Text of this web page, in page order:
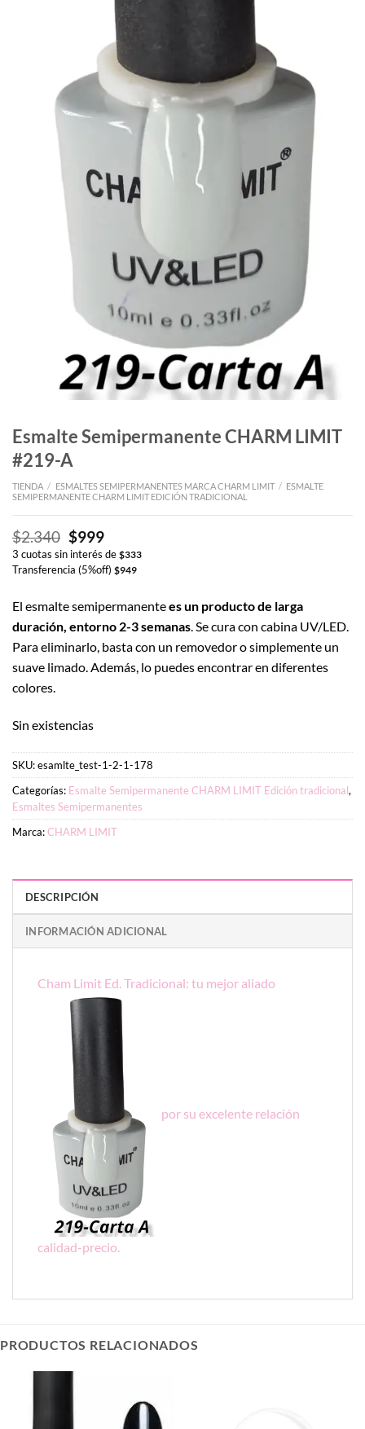
Esmalte Semipermanente CHARM LIMIT
#219-A
TIENDA / ESMALTES SEMIPERMANENTES MARCA CHARM LIMIT / ESMALTE
SEMIPERMANENTE CHARM LIMIT EDICIÓN TRADICIONAL
$2.340 El
precio
original
$2.340.
$999El
precio
actual
3 cuotas sin interés de $333
Transferencia (5%off) $949
El esmalte semipermanentees un producto de larga
duración, entorno 2-3 semanas. Se cura con cabina UV/LED.
Para eliminarlo, basta con un removedor o simplemente un
suave limado. Además, lo puedes encontrar en diferentes
colores.
Sin existencias
SKU:esamlte_test-1-2-1-178
Categorías: Esmalte Semipermanente CHARM LIMIT Edición tradicional,
Esmaltes Semipermanentes
Marca:CHARM LIMIT
DESCRIPCIÓN
INFORMACIÓN ADICIONAL
Cham Limit Ed. Tradicional: tu mejor aliado
por su excelente relación
calidad-precio.
PRODUCTOS RELACIONADOS